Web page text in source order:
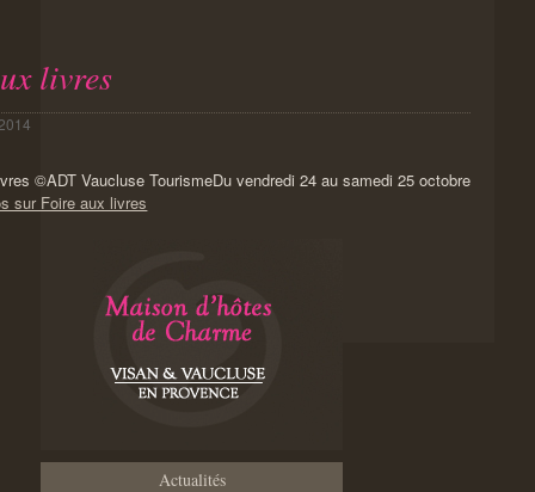
livres
Du vendredi 24 au samedi 25 octobre
sur Foire aux livres
Actualités